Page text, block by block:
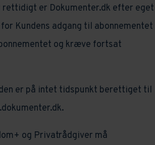
er Dokumenter.dk efter eget
Kundens adgang til abonnementet
og kræve fortsat
er på intet tidspunkt berettiget til
og Privatrådgiver må